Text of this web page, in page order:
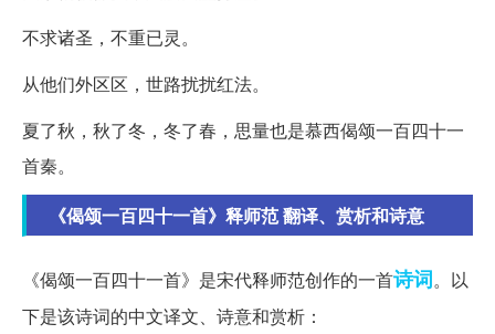
不求诸圣，不重已灵。
从他们外区区，世路扰扰红法。
夏了秋，秋了冬，冬了春，思量也是慕西偈颂一百四十一
首秦。
《偈颂一百四十一首》释师范 翻译、赏析和诗意
《偈颂一百四十一首》是宋代释师范创作的一首诗词。以
下是该诗词的中文译文、诗意和赏析：